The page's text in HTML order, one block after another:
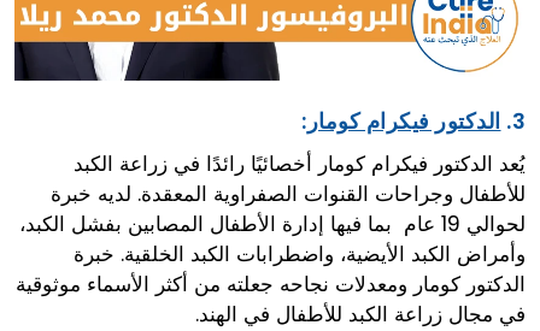
3. الدكتور فيكرام كومار :
يُعد الدكتور فيكرام كومار أخصائيًا رائدًا في زراعة الكبد
للأطفال وجراحات القنوات الصفراوية المعقدة. لديه خبرة
لحوالي 19 عام بما فيها إدارة الأطفال المصابين بفشل الكبد،
وأمراض الكبد الأيضية، واضطرابات الكبد الخلقية. خبرة
الدكتور كومار ومعدلات نجاحه جعلته من أكثر الأسماء موثوقية
في مجال زراعة الكبد للأطفال في الهند.